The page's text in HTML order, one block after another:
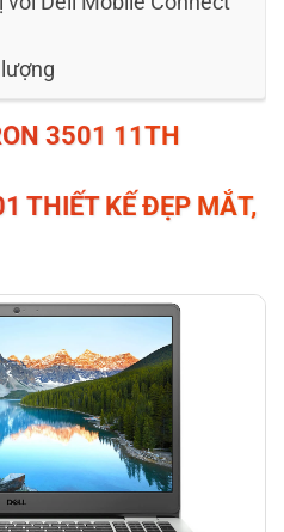
3501 11TH
THIẾT KẾ ĐẸP MẮT,